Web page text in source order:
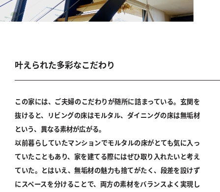
叶えられた多彩なこだわり
この家には、ご夫婦のこだわりが随所に詰まっている。玄関を
抜けると、リビングの床はモルタル、ダイニングの床は無垢材
という、異なる素材が広がる。
以前暮らしていたマンションでモルタルの床がとても気に入っ
ていたこともあり、家を建てる際にはぜひ取り入れたいと考え
ていた。とはいえ、無垢材の魅力も捨てがたく、段差を設けず
にスペースを分けることで、両方の素材をバランスよく実現し